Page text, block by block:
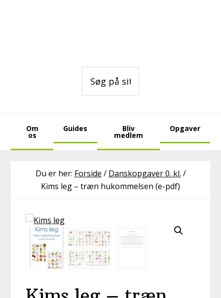
på
sitet
Om
os
Guides Bliv
medlem
Opgaver
Du er her: Forside / Danskopgaver 0. kl. /
Kims leg – træn hukommelsen (e-pdf)